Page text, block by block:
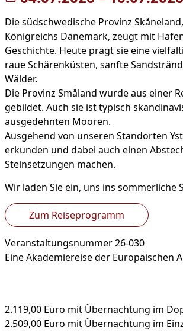
Die südschwedische Provinz
Königreichs Dänemark, zeugt mit
Geschichte. Heute prägt sie eine
raue Schärenküsten, sanfte
Wälder.
Die Provinz Småland wurde aus einer
gebildet. Auch sie ist typisch
ausgedehnten Mooren.
Ausgehend von unseren Standorten
erkunden und dabei auch einen
Steinsetzungen machen.
Wir laden Sie ein, uns ins sommerliche
Zum Reiseprogramm
Veranstaltungsnummer 26-030
Eine Akademiereise der Europäischen
2.119,00 Euro mit Übernachtung im
2.509,00 Euro mit Übernachtung im